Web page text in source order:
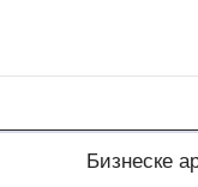
барлық
Бизнеске